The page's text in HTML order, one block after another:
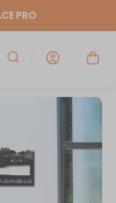
PRO